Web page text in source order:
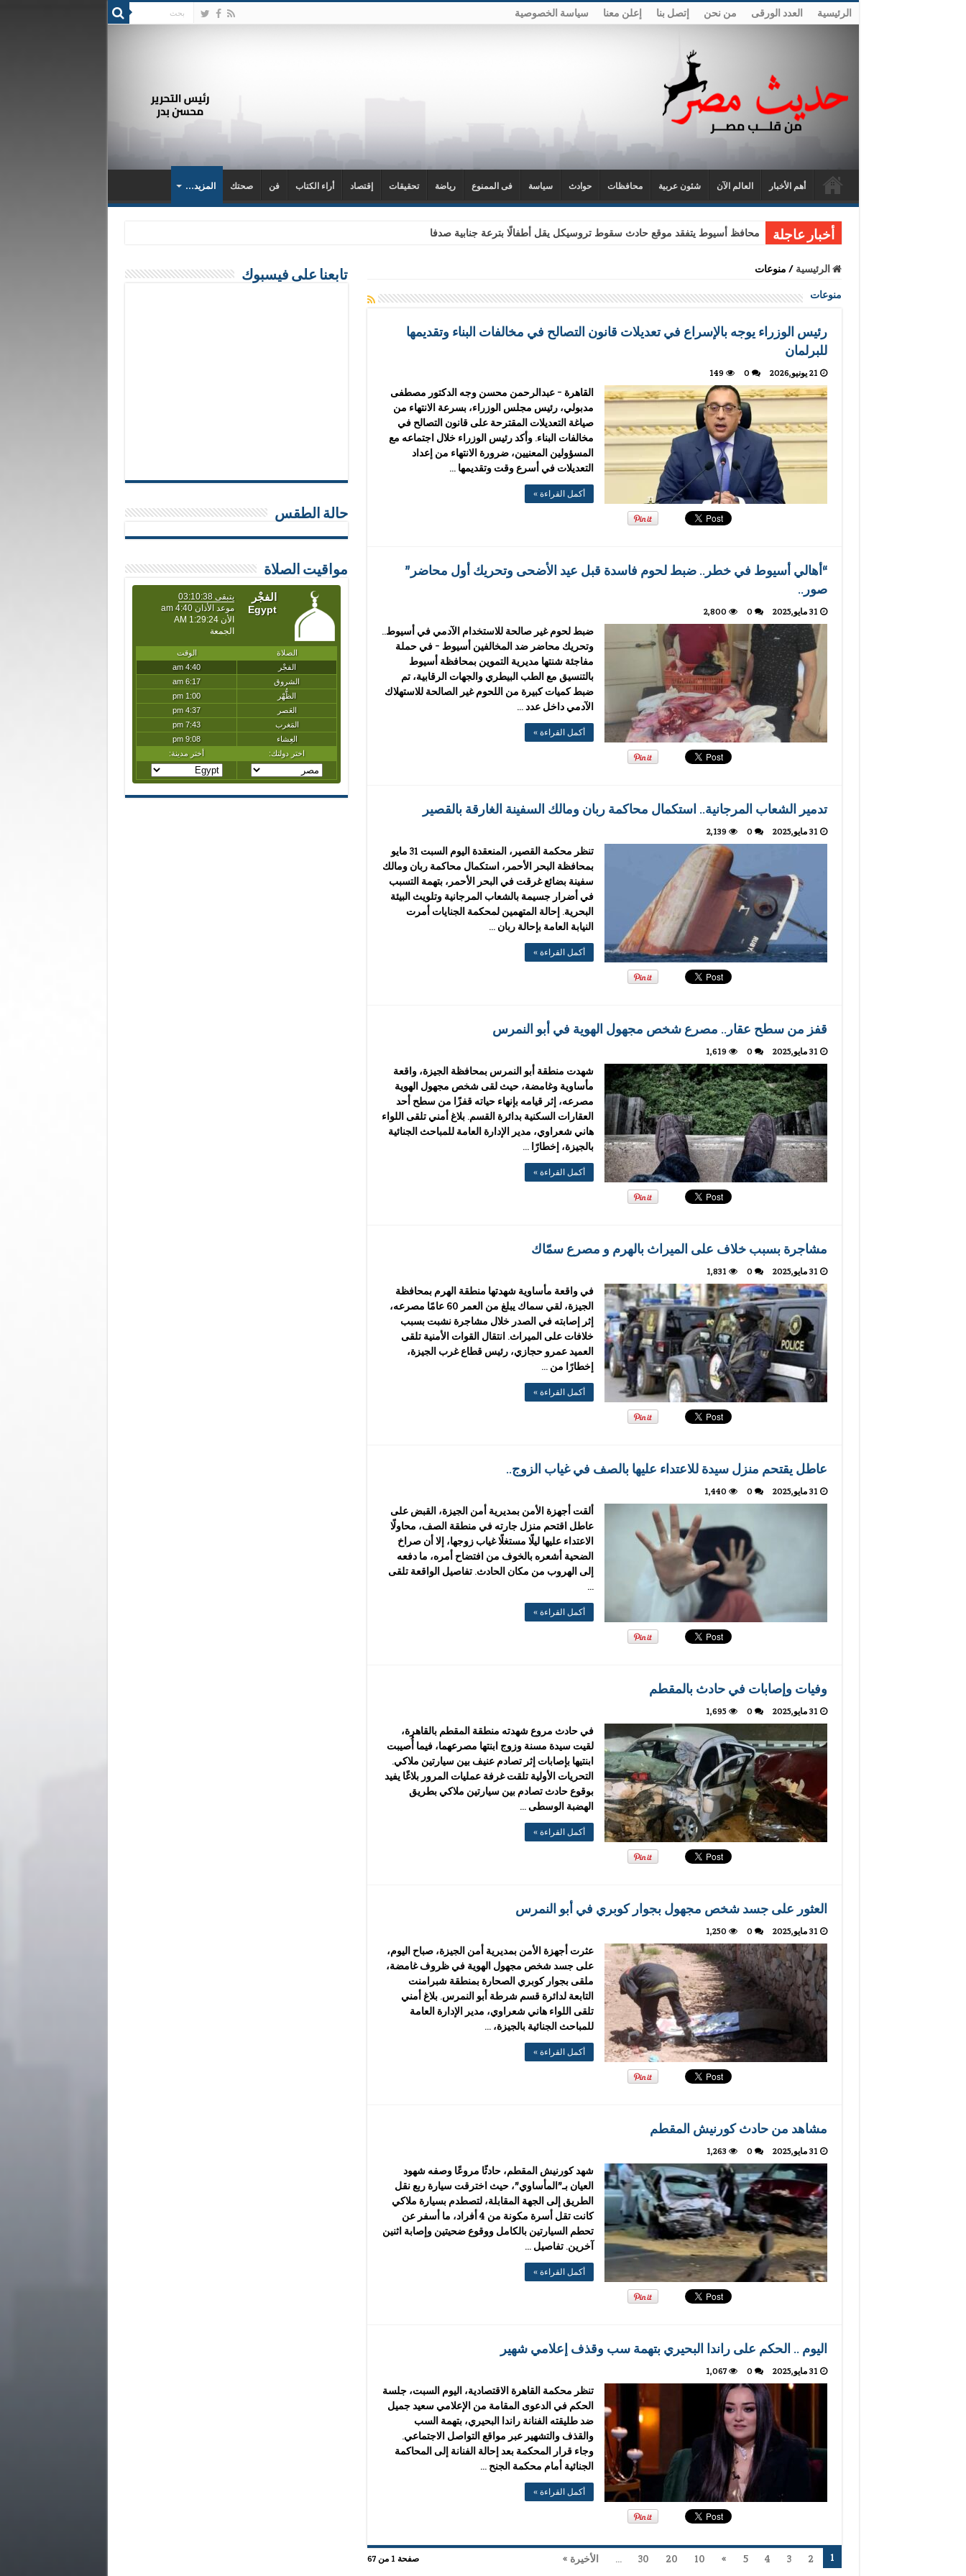
الرئيسية العدد الورقى من نحن إتصل بنا إعلن معنا سياسة الخصوصية
أهم الأخبار العالم الآن شئون عربية محافظات حوادث سياسة فى الممنوع رياضة تحقيقات إقتصاد أراء الكتاب فن صحتك المزيد…
أخبار عاجلة محافظ أسيوط يتفقد موقع حادث سقوط تروسيكل يقل أطفالًا بترعة جنابية صدفا
الرئيسية / منوعات
منوعات
رئيس الوزراء يوجه بالإسراع في تعديلات قانون التصالح في مخالفات البناء وتقديمها
للبرلمان
21 يونيو,2026 0
149
القاهرة – عبدالرحمن محسن وجه الدكتور مصطفى
مدبولي، رئيس مجلس الوزراء، بسرعة الانتهاء من
صياغة التعديلات المقترحة على قانون التصالح في
مخالفات البناء. وأكد رئيس الوزراء خلال اجتماعه مع
المسؤولين المعنيين، ضرورة الانتهاء من إعداد
التعديلات في أسرع وقت وتقديمها …
أكمل القراءة »
“أهالي أسيوط في خطر.. ضبط لحوم فاسدة قبل عيد الأضحى وتحريك أول محاضر”
صور..
31 مايو,2025 0
2,800
ضبط لحوم غير صالحة للاستخدام الآدمي في أسيوط..
وتحريك محاضر ضد المخالفين أسيوط – في حملة
مفاجئة شنتها مديرية التموين بمحافظة أسيوط
بالتنسيق مع الطب البيطري والجهات الرقابية، تم
ضبط كميات كبيرة من اللحوم غير الصالحة للاستهلاك
الآدمي داخل عدد …
أكمل القراءة »
تدمير الشعاب المرجانية.. استكمال محاكمة ربان ومالك السفينة الغارقة بالقصير
31 مايو,2025 0
2,139
تنظر محكمة القصير، المنعقدة اليوم السبت 31 مايو
بمحافظة البحر الأحمر، استكمال محاكمة ربان ومالك
سفينة بضائع غرقت في البحر الأحمر، بتهمة التسبب
في أضرار جسيمة بالشعاب المرجانية وتلويث البيئة
البحرية. إحالة المتهمين لمحكمة الجنايات أمرت
النيابة العامة بإحالة ربان …
أكمل القراءة »
قفز من سطح عقار.. مصرع شخص مجهول الهوية في أبو النمرس
31 مايو,2025 0
1,619
شهدت منطقة أبو النمرس بمحافظة الجيزة، واقعة
مأساوية وغامضة، حيث لقى شخص مجهول الهوية
مصرعه، إثر قيامه بإنهاء حياته قفزًا من سطح أحد
العقارات السكنية بدائرة القسم. بلاغ أمني تلقى اللواء
هاني شعراوي، مدير الإدارة العامة للمباحث الجنائية
بالجيزة، إخطارًا …
أكمل القراءة »
مشاجرة بسبب خلاف على الميراث بالهرم و مصرع سمّاك
31 مايو,2025 0
1,831
في واقعة مأساوية شهدتها منطقة الهرم بمحافظة
الجيزة، لقي سماك يبلغ من العمر 60 عامًا مصرعه،
إثر إصابته في الصدر خلال مشاجرة نشبت بسبب
خلافات على الميراث. انتقال القوات الأمنية تلقى
العميد عمرو حجازي، رئيس قطاع غرب الجيزة،
إخطارًا من …
أكمل القراءة »
عاطل يقتحم منزل سيدة للاعتداء عليها بالصف في غياب الزوج..
31 مايو,2025 0
1,440
ألقت أجهزة الأمن بمديرية أمن الجيزة، القبض على
عاطل اقتحم منزل جارته في منطقة الصف، محاولًا
الاعتداء عليها ليلًا مستغلًا غياب زوجها، إلا أن صراخ
الضحية أشعره بالخوف من افتضاح أمره، ما دفعه
إلى الهروب من مكان الحادث. تفاصيل الواقعة تلقى
…
أكمل القراءة »
وفيات وإصابات في حادث بالمقطم
31 مايو,2025 0
1,695
في حادث مروع شهدته منطقة المقطم بالقاهرة،
لقيت سيدة مسنة وزوج ابنتها مصرعهما، فيما أُصيبت
ابنتيها بإصابات إثر تصادم عنيف بين سيارتين ملاكي.
التحريات الأولية تلقت غرفة عمليات المرور بلاغًا يفيد
بوقوع حادث تصادم بين سيارتين ملاكي بطريق
الهضبة الوسطى …
أكمل القراءة »
العثور على جسد شخص مجهول بجوار كوبري في أبو النمرس
31 مايو,2025 0
1,250
عثرت أجهزة الأمن بمديرية أمن الجيزة، صباح اليوم،
على جسد شخص مجهول الهوية في ظروف غامضة،
ملقى بجوار كوبري الصحارة بمنطقة شبرامنت
التابعة لدائرة قسم شرطة أبو النمرس. بلاغ أمني
تلقى اللواء هاني شعراوي، مدير الإدارة العامة
للمباحث الجنائية بالجيزة، …
أكمل القراءة »
مشاهد من حادث كورنيش المقطم
31 مايو,2025 0
1,263
شهد كورنيش المقطم، حادثًا مروعًا وصفه شهود
العيان بـ”المأساوي”، حيث اخترقت سيارة ربع نقل
الطريق إلى الجهة المقابلة، لتصطدم بسيارة ملاكي
كانت تقل أسرة مكونة من 4 أفراد، ما أسفر عن
تحطم السيارتين بالكامل ووقوع ضحيتين وإصابة اثنين
آخرين. تفاصيل …
أكمل القراءة »
اليوم .. الحكم على راندا البحيري بتهمة سب وقذف إعلامي شهير
31 مايو,2025 0
1,067
تنظر محكمة القاهرة الاقتصادية، اليوم السبت، جلسة
الحكم في الدعوى المقامة من الإعلامي سعيد جميل
ضد طليقته الفنانة راندا البحيري، بتهمة السب
والقذف والتشهير عبر مواقع التواصل الاجتماعي.
وجاء قرار المحكمة بعد إحالة الفنانة إلى المحاكمة
الجنائية أمام محكمة الجنح …
أكمل القراءة »
صفحة 1 من 67 1
2
3
4
5
»
10
20
30
... الأخيرة »
تابعنا على فيسبوك
حالة الطقس
مواقيت الصلاة